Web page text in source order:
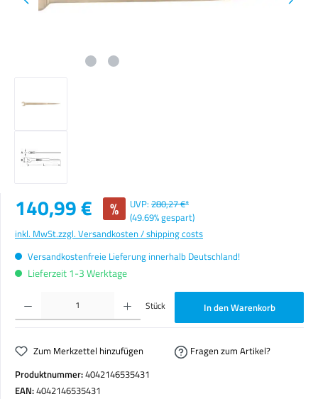
Verkaufspreis:
140,99 € % UVP: 280,27 €*
(49.69% gespart)
inkl. MwSt.zzgl. Versandkosten / shipping costs
Versandkostenfreie Lieferung innerhalb Deutschland!
Lieferzeit 1-3 Werktage
Produkt Anzahl: Gib den gewünschten Wert ein oder benutze die Schaltflächen um die Anzahl zu
Stück In den Warenkorb
Zum Merkzettel hinzufügen
Fragen zum Artikel?
Produktnummer:4042146535431
EAN:4042146535431